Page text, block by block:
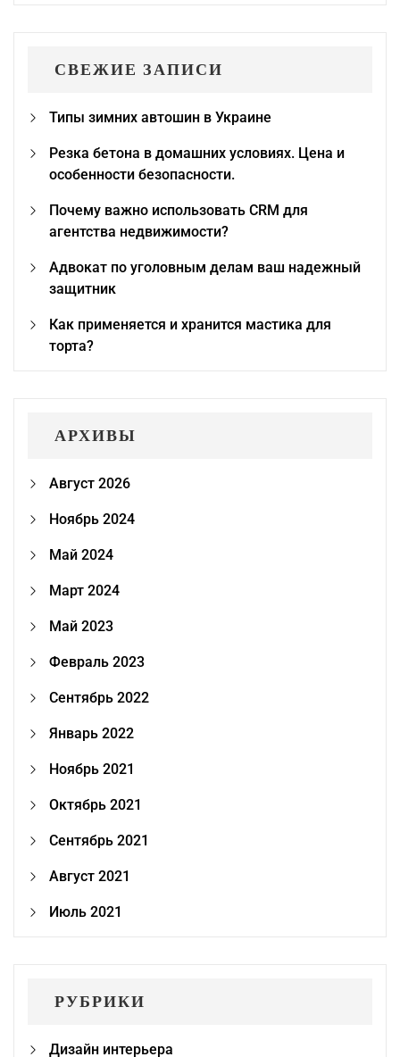
СВЕЖИЕ ЗАПИСИ
Типы зимних автошин в Украине
Резка бетона в домашних условиях. Цена и
особенности безопасности.
Почему важно использовать CRM для
агентства недвижимости?
Адвокат по уголовным делам ваш надежный
защитник
Как применяется и хранится мастика для
торта?
АРХИВЫ
Август 2026
Ноябрь 2024
Май 2024
Март 2024
Май 2023
Февраль 2023
Сентябрь 2022
Январь 2022
Ноябрь 2021
Октябрь 2021
Сентябрь 2021
Август 2021
Июль 2021
РУБРИКИ
Дизайн интерьера